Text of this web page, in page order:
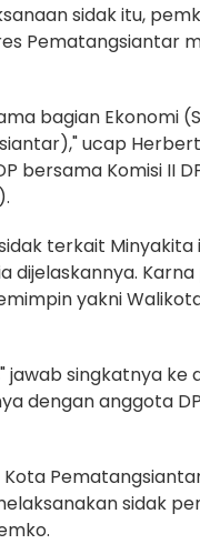
sidak itu,
Pematangsiantar
bagian Ekonomi
ucap
bersama Komisi II
terkait Minyakita
dijelaskannya.
yakni
jawab singkatnya ke
dengan anggota
Kota
sidak